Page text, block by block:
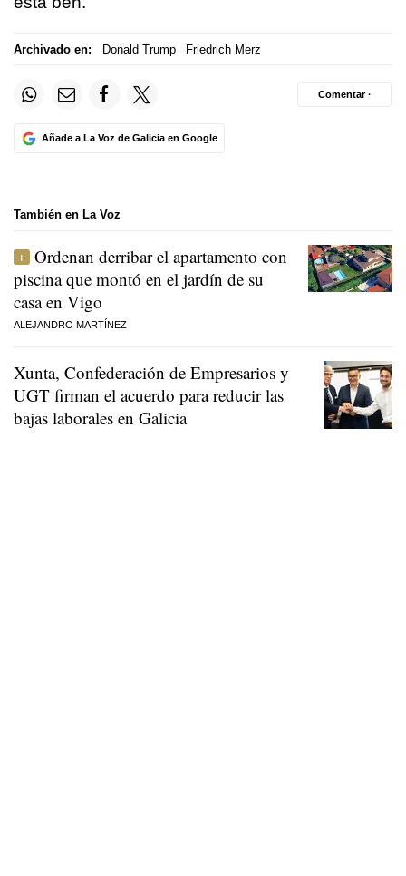
Archivado en: Donald Trump Friedrich Merz
Añade a La Voz de Galicia en Google
Comentar ·
También en La Voz
Ordenan derribar el apartamento con
piscina que montó en el jardín de su
casa en Vigo
ALEJANDRO MARTÍNEZ
Xunta, Confederación de Empresarios y
UGT firman el acuerdo para reducir las
bajas laborales en Galicia